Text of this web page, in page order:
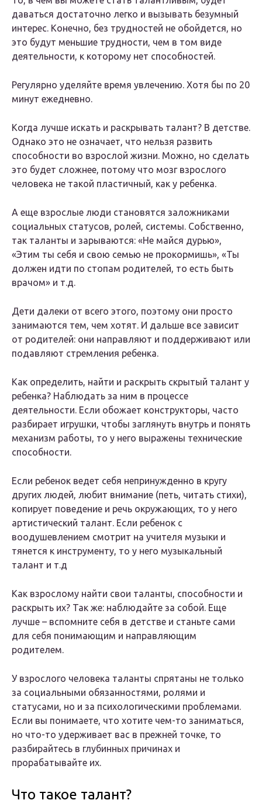
даваться достаточно легко и вызывать безумный
интерес. Конечно, без трудностей не обойдется, но
это будут меньшие трудности, чем в том виде
деятельности, к которому нет способностей.
Регулярно уделяйте время увлечению. Хотя бы по 20
минут ежедневно.
Когда лучше искать и раскрывать талант? В детстве.
Однако это не означает, что нельзя развить
способности во взрослой жизни. Можно, но сделать
это будет сложнее, потому что мозг взрослого
человека не такой пластичный, как у ребенка.
А еще взрослые люди становятся заложниками
социальных статусов, ролей, системы. Собственно,
так таланты и зарываются: «Не майся дурью»,
«Этим ты себя и свою семью не прокормишь», «Ты
должен идти по стопам родителей, то есть быть
врачом» и т.д.
Дети далеки от всего этого, поэтому они просто
занимаются тем, чем хотят. И дальше все зависит
от родителей: они направляют и поддерживают или
подавляют стремления ребенка.
Как определить, найти и раскрыть скрытый талант у
ребенка? Наблюдать за ним в процессе
деятельности. Если обожает конструкторы, часто
разбирает игрушки, чтобы заглянуть внутрь и понять
механизм работы, то у него выражены технические
способности.
Если ребенок ведет себя непринужденно в кругу
других людей, любит внимание (петь, читать стихи),
копирует поведение и речь окружающих, то у него
артистический талант. Если ребенок с
воодушевлением смотрит на учителя музыки и
тянется к инструменту, то у него музыкальный
талант и т.д
Как взрослому найти свои таланты, способности и
раскрыть их? Так же: наблюдайте за собой. Еще
лучше – вспомните себя в детстве и станьте сами
для себя понимающим и направляющим
родителем.
У взрослого человека таланты спрятаны не только
за социальными обязанностями, ролями и
статусами, но и за психологическими проблемами.
Если вы понимаете, что хотите чем-то заниматься,
но что-то удерживает вас в прежней точке, то
разбирайтесь в глубинных причинах и
прорабатывайте их.
Что такое талант?